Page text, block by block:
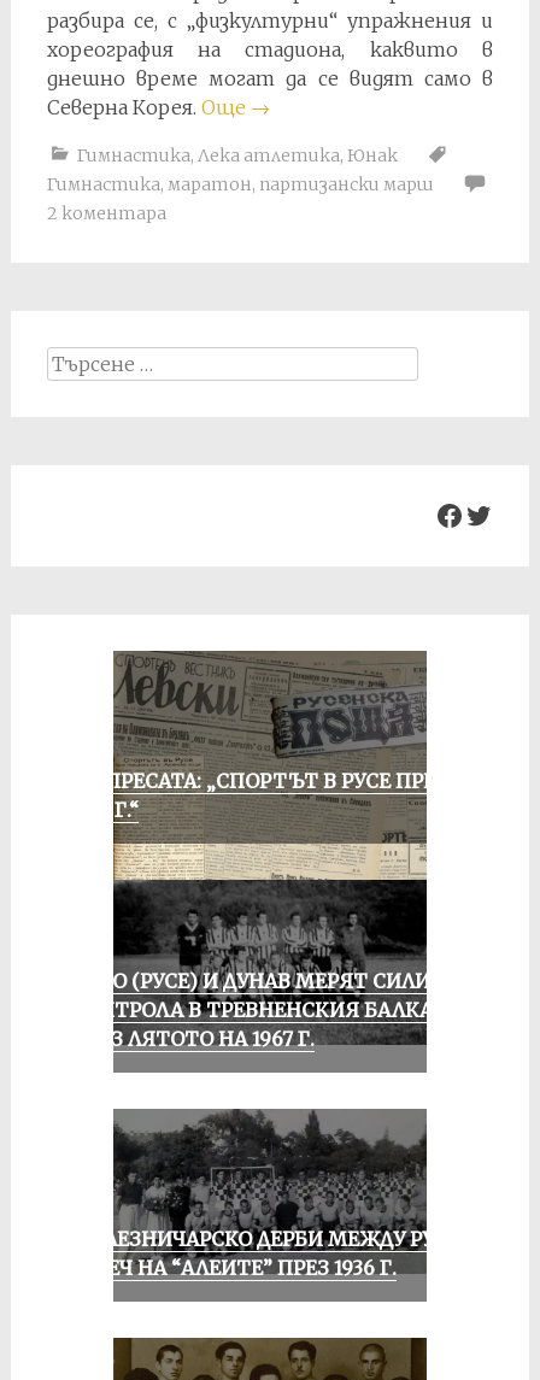
разбира се, с „физкултурни“ упражнения и
хореография на стадиона, каквито в
днешно време могат да се видят само в
Северна Корея. Още →
Гимнастика, Лека атлетика, Юнак
Гимнастика, маратон, партизански марш
2 коментара
Search
ОТ ПРЕСАТА: „СПОРТЪТ В РУСЕ ПРЕЗ
1935 Г.“
ЛОКО (РУСЕ) И ДУНАВ МЕРЯТ СИЛИ В
КОНТРОЛА В ТРЕВНЕНСКИЯ БАЛКАН
ПРЕЗ ЛЯТОТО НА 1967 Г.
ЖЕЛЕЗНИЧАРСКО ДЕРБИ МЕЖДУ РУСЕ
И ПЕЧ НА “АЛЕИТЕ” ПРЕЗ 1936 Г.